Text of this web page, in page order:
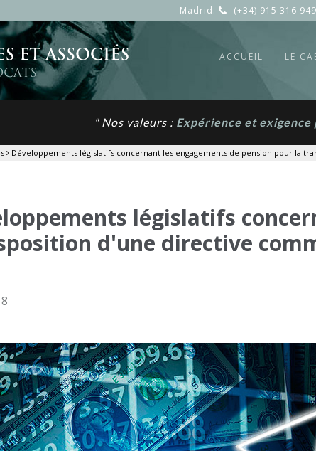
Madrid: (+34) 915 316
ACCUEIL LE
" Nos valeurs : Expérience et
Développements législatifs concernant les engagements de pension pour la
législatifs
d'une directive